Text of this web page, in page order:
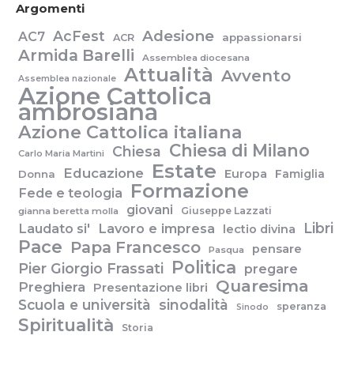
Argomenti
AC7 AcFest ACR Adesione appassionarsi
Armida Barelli Assemblea diocesana
Assemblea nazionale Attualità Avvento
Azione Cattolica
ambrosiana
Azione Cattolica italiana
Carlo Maria Martini Chiesa Chiesa di Milano
Donna Educazione Estate Europa Famiglia
Fede e teologia Formazione
gianna beretta molla giovani Giuseppe Lazzati
Laudato si' Lavoro e impresa lectio divina Libri
Pace Papa Francesco Pasqua pensare
Pier Giorgio Frassati Politica pregare
Preghiera
Presentazione libri Quaresima
Scuola e università sinodalità Sinodo speranza
Spiritualità Storia